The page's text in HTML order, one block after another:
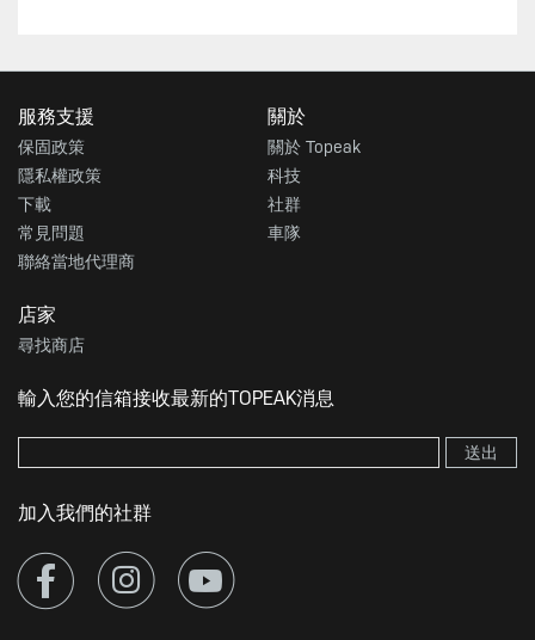
服務支援
保固政策
隱私權政策
下載
常見問題
聯絡當地代理商
關於
關於 Topeak
科技
社群
車隊
店家
尋找商店
輸入您的信箱接收最新的TOPEAK消息
送出
加入我們的社群